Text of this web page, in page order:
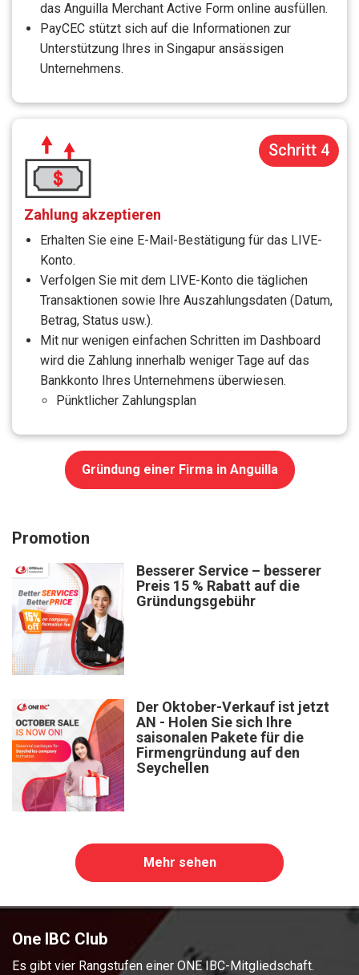
das Anguilla Merchant Active Form online ausfüllen.
PayCEC stützt sich auf die Informationen zur
Unterstützung Ihres in Singapur ansässigen
Unternehmens.
Schritt 4
Zahlung akzeptieren
Erhalten Sie eine E-Mail-Bestätigung für das LIVE-
Konto.
Verfolgen Sie mit dem LIVE-Konto die täglichen
Transaktionen sowie Ihre Auszahlungsdaten (Datum,
Betrag, Status usw.).
Mit nur wenigen einfachen Schritten im Dashboard
wird die Zahlung innerhalb weniger Tage auf das
Bankkonto Ihres Unternehmens überwiesen.
Pünktlicher Zahlungsplan
Gründung einer Firma in Anguilla
Promotion
Besserer Service – besserer
Preis 15 % Rabatt auf die
Gründungsgebühr
Der Oktober-Verkauf ist jetzt
AN - Holen Sie sich Ihre
saisonalen Pakete für die
Firmengründung auf den
Seychellen
Mehr sehen
One IBC Club
Es gibt vier Rangstufen einer ONE IBC-Mitgliedschaft.